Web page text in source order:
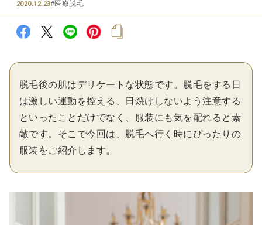
2020.12.23#医療脱毛
脱毛後の肌はデリケートな状態です。脱毛をする日
は激しい運動を控える、日焼けしないよう注意する
といったことだけでなく、服装にも気を配れると素
敵です。そこで今回は、脱毛へ行く時にぴったりの
服装をご紹介します。